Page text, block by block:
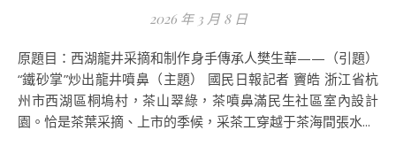
2026 年 3 月 8 日
原題目：西湖龍井采摘和制作身手傳承人樊生華——（引題）
“鐵砂掌”炒出龍井噴鼻（主題） 國民日報記者 竇皓 浙江省杭
州市西湖區桐塢村，茶山翠綠，茶噴鼻滿民生社區室內設計
園。恰是茶葉采摘、上市的季候，采茶工穿越于茶海間張水...